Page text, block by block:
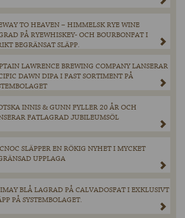
TO HEAVEN – HIMMELSK RYE WINE
PÅ RYEWHISKEY- OCH BOURBONFAT I
BEGRÄNSAT SLÄPP.
LAWRENCE BREWING COMPANY LANSERAR
DAWN DIPA I FAST SORTIMENT PÅ
INNIS & GUNN FYLLER 20 ÅR OCH
FATLAGRAD JUBILEUMSÖL
SLÄPPER EN RÖKIG NYHET I MYCKET
UPPLAGA
BLÅ LAGRAD PÅ CALVADOSFAT I EXKLUSIVT
PÅ SYSTEMBOLAGET.